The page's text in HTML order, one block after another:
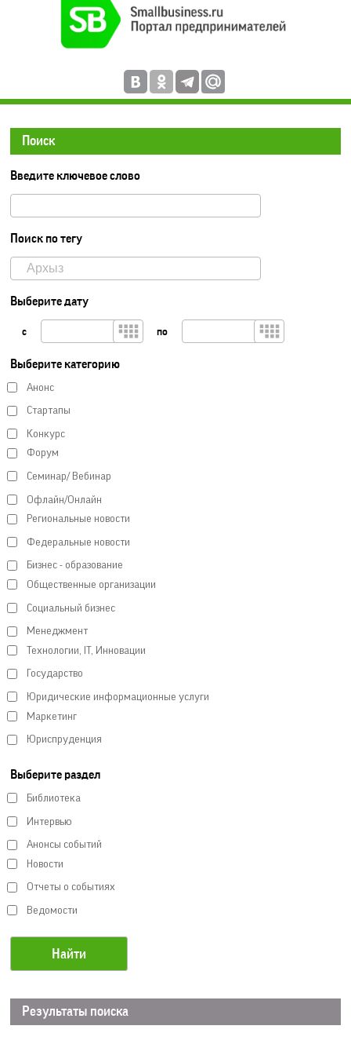
Поиск
Введите ключевое слово
Поиск по тегу
Выберите дату
с по
Выберите категорию
Анонс
Стартапы
Конкурс
Форум
Семинар/ Вебинар
Офлайн/Онлайн
Региональные новости
Федеральные новости
Бизнес - образование
Общественные организации
Социальный бизнес
Менеджмент
Технологии, IT, Инновации
Государство
Юридические информационные услуги
Маркетинг
Юриспруденция
Выберите раздел
Библиотека
Интервью
Анонсы событий
Новости
Отчеты о событиях
Ведомости
Результаты поиска